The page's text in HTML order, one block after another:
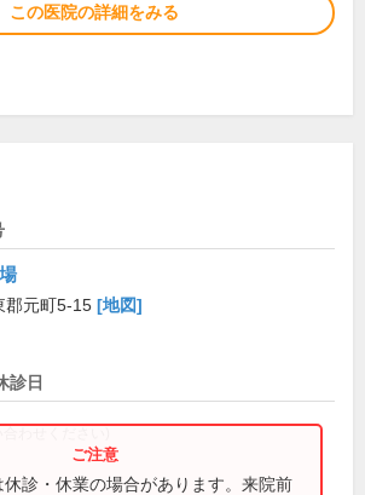
この医院の詳細をみる
郡元町5-15 [地図]
診日
わせください)
診・休業の場合があります。来院前